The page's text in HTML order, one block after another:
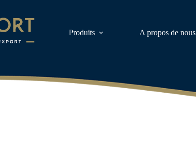
Produits
A propos de nous